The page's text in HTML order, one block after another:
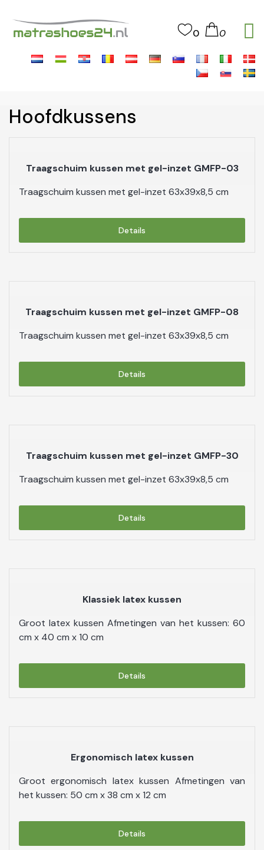
0
0
Hoofdkussens
Traagschuim kussen met gel-inzet GMFP-03
Traagschuim kussen met gel-inzet 63x39x8,5 cm
Details
Traagschuim kussen met gel-inzet GMFP-08
Traagschuim kussen met gel-inzet 63x39x8,5 cm
Details
Traagschuim kussen met gel-inzet GMFP-30
Traagschuim kussen met gel-inzet 63x39x8,5 cm
Details
Klassiek latex kussen
Groot latex kussen Afmetingen van het kussen: 60
cm x 40 cm x 10 cm
Details
Ergonomisch latex kussen
Groot ergonomisch latex kussen Afmetingen van
het kussen: 50 cm x 38 cm x 12 cm
Details